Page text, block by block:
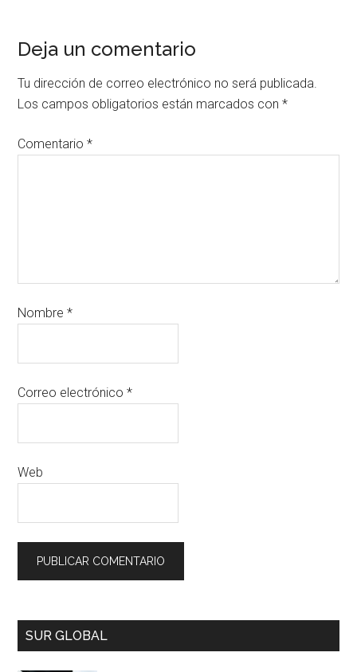
Deja un comentario
Tu dirección de correo electrónico no será publicada.
Los campos obligatorios están marcados con*
Comentario*
Nombre*
Correo electrónico*
Web
SUR GLOBAL